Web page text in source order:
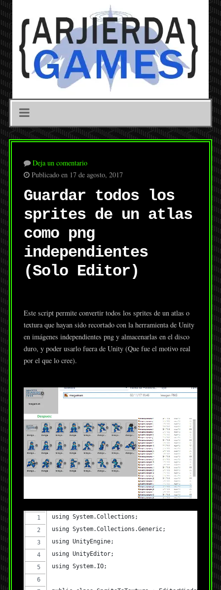
Deja un comentario
Publicado en 17 de agosto, 2017
Guardar todos los
sprites de un atlas
como png
independientes
(Solo Editor)
Este script permite convertir todos los sprites de un atlas o
textura que hayan sido recortado con la herramienta de Unity
en imágenes independientes png y almacenarlas en el disco
duro, y poder usarlo fuera de Unity (Que fue el motivo real
por el que lo cree).
using System.Collections;
using System.Collections.Generic;
using UnityEngine;
using UnityEditor;
using System.IO;